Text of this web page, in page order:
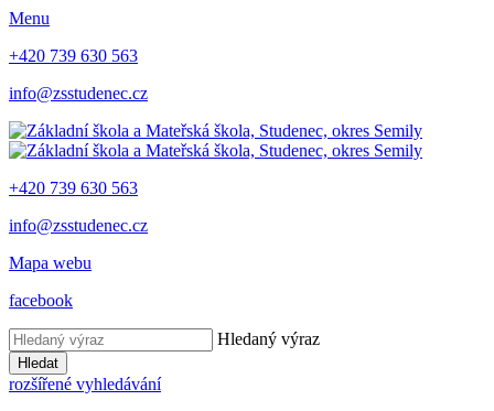
Menu
+420 739 630 563
info@zsstudenec.cz
+420 739 630 563
info@zsstudenec.cz
Mapa webu
facebook
Hledaný výraz
Hledat
rozšířené vyhledávání